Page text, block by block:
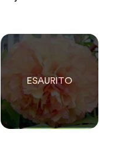
0
SOLO